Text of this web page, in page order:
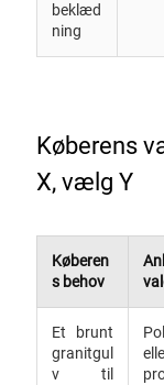
beklæd
ning
Køberens
X, vælg Y
Køberen
s behov
Et brunt
granitgul
v til